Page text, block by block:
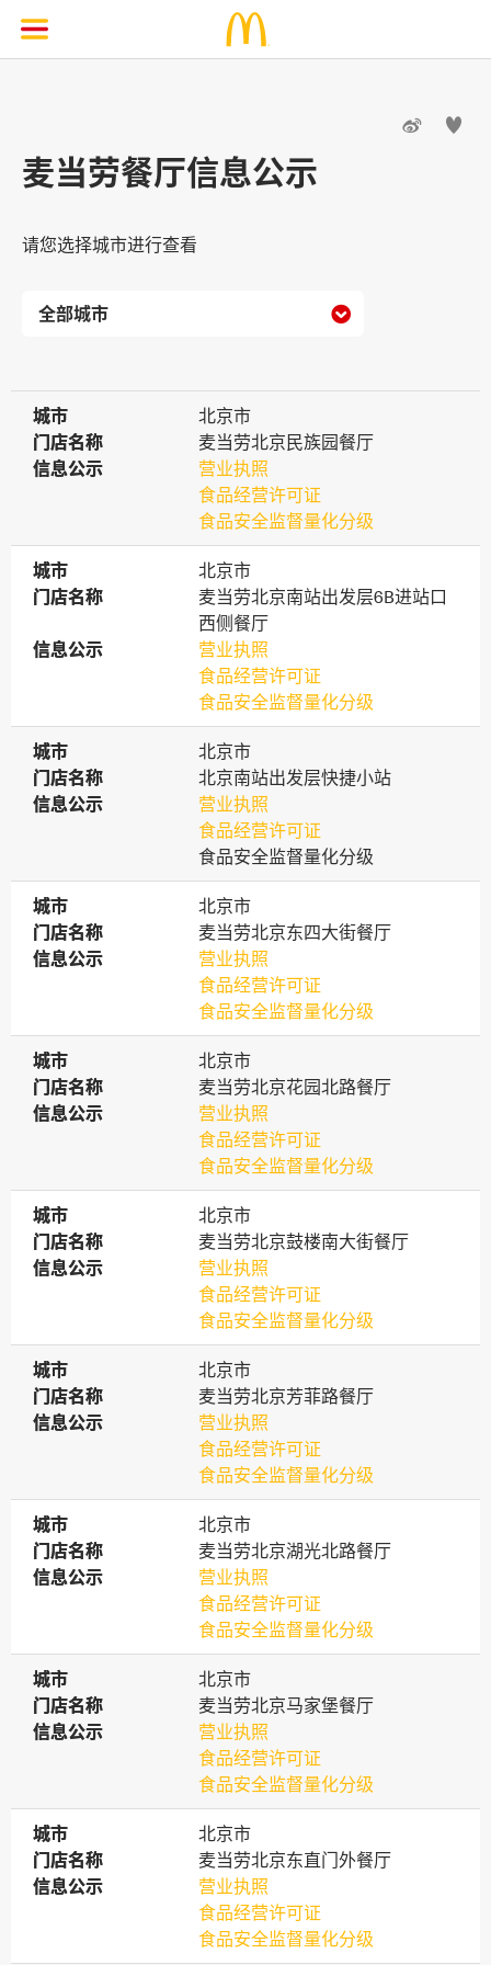
 
麦当劳餐厅信息公示
请您选择城市进行查看

城市
城市
北京市
门店名称
门店名称
麦当劳北京民族园餐厅
信息公示
信息公示
营业执照
食品经营许可证
食品安全监督量化分级
城市
城市
北京市
门店名称
门店名称
麦当劳北京南站出发层6B进站口
西侧餐厅
信息公示
信息公示
营业执照
食品经营许可证
食品安全监督量化分级
城市
城市
北京市
门店名称
门店名称
北京南站出发层快捷小站
信息公示
信息公示
营业执照
食品经营许可证
食品安全监督量化分级
城市
城市
北京市
门店名称
门店名称
麦当劳北京东四大街餐厅
信息公示
信息公示
营业执照
食品经营许可证
食品安全监督量化分级
城市
城市
北京市
门店名称
门店名称
麦当劳北京花园北路餐厅
信息公示
信息公示
营业执照
食品经营许可证
食品安全监督量化分级
城市
城市
北京市
门店名称
门店名称
麦当劳北京鼓楼南大街餐厅
信息公示
信息公示
营业执照
食品经营许可证
食品安全监督量化分级
城市
城市
北京市
门店名称
门店名称
麦当劳北京芳菲路餐厅
信息公示
信息公示
营业执照
食品经营许可证
食品安全监督量化分级
城市
城市
北京市
门店名称
门店名称
麦当劳北京湖光北路餐厅
信息公示
信息公示
营业执照
食品经营许可证
食品安全监督量化分级
城市
城市
北京市
门店名称
门店名称
麦当劳北京马家堡餐厅
信息公示
信息公示
营业执照
食品经营许可证
食品安全监督量化分级
城市
城市
北京市
门店名称
门店名称
麦当劳北京东直门外餐厅
信息公示
信息公示
营业执照
食品经营许可证
食品安全监督量化分级